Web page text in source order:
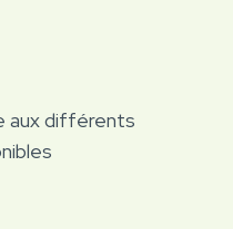
aux différents